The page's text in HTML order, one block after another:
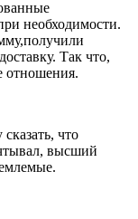
необходимости.
Так что,
отношения.
что
высший